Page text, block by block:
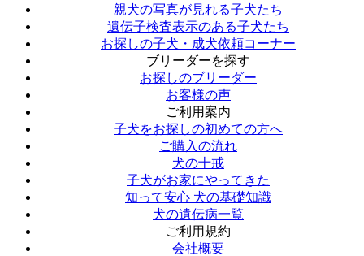
親犬の写真が見れる子犬たち
遺伝子検査表示のある子犬たち
お探しの子犬・成犬依頼コーナー
ブリーダーを探す
お探しのブリーダー
お客様の声
ご利用案内
子犬をお探しの初めての方へ
ご購入の流れ
犬の十戒
子犬がお家にやってきた
知って安心 犬の基礎知識
犬の遺伝病一覧
ご利用規約
会社概要